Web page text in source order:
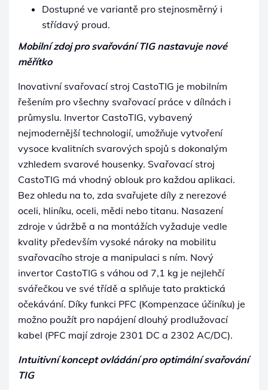
Dostupné ve variantě pro stejnosměrný i
střídavý proud.
Mobilní zdoj pro svařování TIG nastavuje nové
měřítko
Inovativní svařovací stroj CastoTIG je mobilním
řešením pro všechny svařovací práce v dílnách i
průmyslu. Invertor CastoTIG, vybavený
nejmodernější technologií, umožňuje vytvoření
vysoce kvalitních svarových spojů s dokonalým
vzhledem svarové housenky. Svařovací stroj
CastoTIG má vhodný oblouk pro každou aplikaci.
Bez ohledu na to, zda svařujete díly z nerezové
oceli, hliníku, oceli, mědi nebo titanu. Nasazení
zdroje v údržbě a na montážích vyžaduje vedle
kvality především vysoké nároky na mobilitu
svařovacího stroje a manipulaci s ním. Nový
invertor CastoTIG s váhou od 7,1 kg je nejlehčí
svářečkou ve své třídě a splňuje tato praktická
očekávání. Díky funkci PFC (Kompenzace účiníku) je
možno použít pro napájení dlouhý prodlužovací
kabel (PFC mají zdroje 2301 DC a 2302 AC/DC).
Intuitivní koncept ovládání pro optimální svařování
TIG